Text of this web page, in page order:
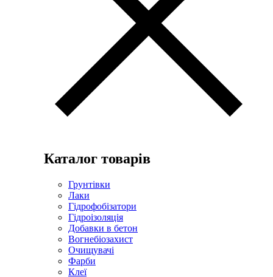
Каталог товарів
Грунтівки
Лаки
Гідрофобізатори
Гідроізоляція
Добавки в бетон
Вогнебіозахист
Очищувачі
Фарби
Клеї